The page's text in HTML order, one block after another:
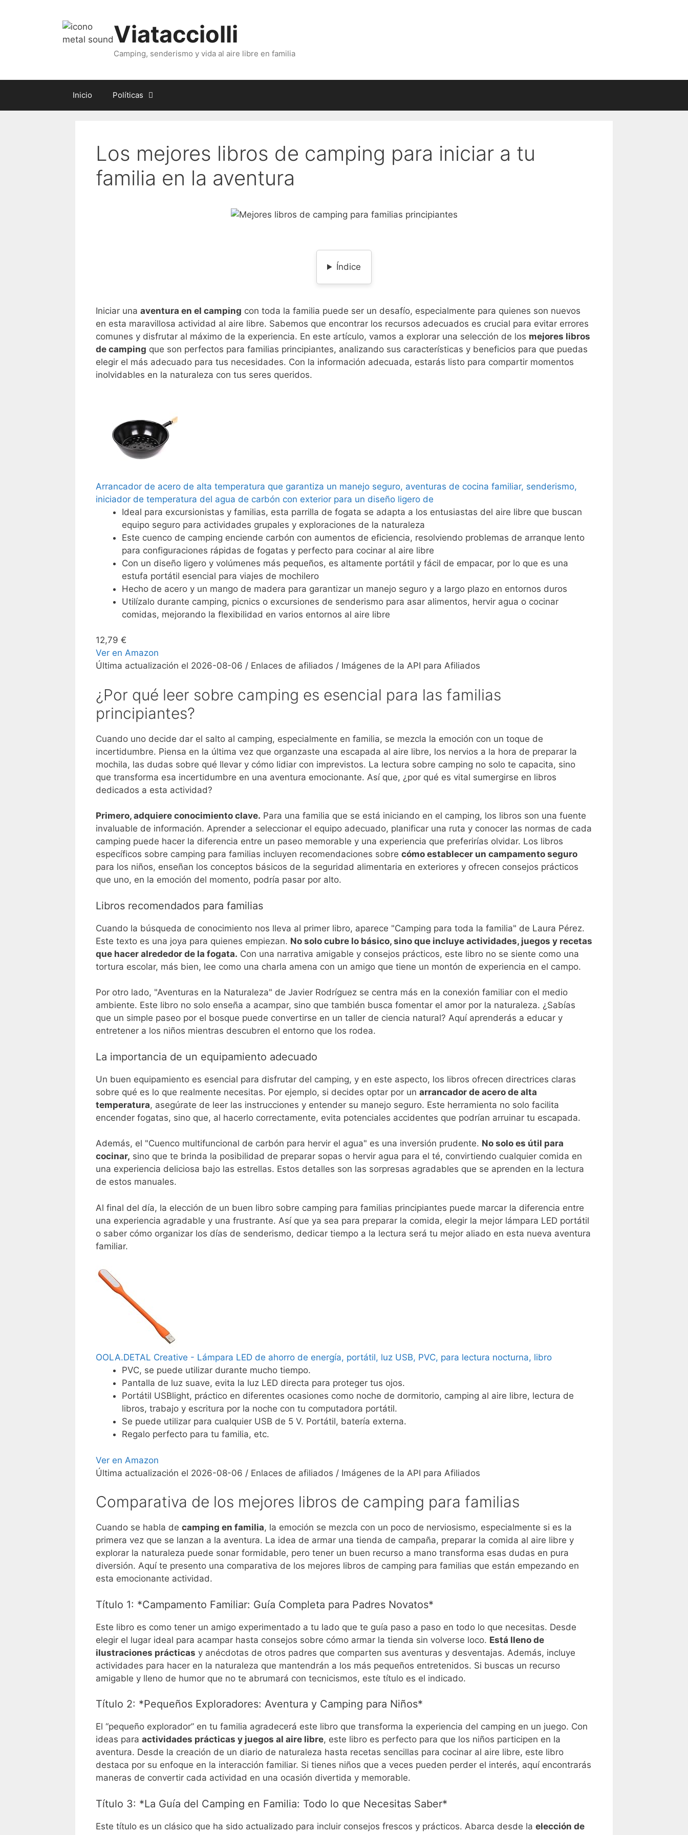
Viatacciolli
Camping, senderismo y vida al aire libre en familia
Inicio Políticas
Los mejores libros de camping para iniciar a tu
familia en la aventura
Índice
Iniciar una aventura en el camping con toda la familia puede ser un desafío, especialmente para quienes son nuevos
en esta maravillosa actividad al aire libre. Sabemos que encontrar los recursos adecuados es crucial para evitar errores
comunes y disfrutar al máximo de la experiencia. En este artículo, vamos a explorar una selección de los mejores libros
de camping que son perfectos para familias principiantes, analizando sus características y beneficios para que puedas
elegir el más adecuado para tus necesidades. Con la información adecuada, estarás listo para compartir momentos
inolvidables en la naturaleza con tus seres queridos.
Arrancador de acero de alta temperatura que garantiza un manejo seguro, aventuras de cocina familiar, senderismo,
iniciador de temperatura del agua de carbón con exterior para un diseño ligero de
Ideal para excursionistas y familias, esta parrilla de fogata se adapta a los entusiastas del aire libre que buscan
equipo seguro para actividades grupales y exploraciones de la naturaleza
Este cuenco de camping enciende carbón con aumentos de eficiencia, resolviendo problemas de arranque lento
para configuraciones rápidas de fogatas y perfecto para cocinar al aire libre
Con un diseño ligero y volúmenes más pequeños, es altamente portátil y fácil de empacar, por lo que es una
estufa portátil esencial para viajes de mochilero
Hecho de acero y un mango de madera para garantizar un manejo seguro y a largo plazo en entornos duros
Utilízalo durante camping, picnics o excursiones de senderismo para asar alimentos, hervir agua o cocinar
comidas, mejorando la flexibilidad en varios entornos al aire libre
12,79 €
Ver en Amazon
Última actualización el 2026-08-06 / Enlaces de afiliados / Imágenes de la API para Afiliados
¿Por qué leer sobre camping es esencial para las familias
principiantes?
Cuando uno decide dar el salto al camping, especialmente en familia, se mezcla la emoción con un toque de
incertidumbre. Piensa en la última vez que organzaste una escapada al aire libre, los nervios a la hora de preparar la
mochila, las dudas sobre qué llevar y cómo lidiar con imprevistos. La lectura sobre camping no solo te capacita, sino
que transforma esa incertidumbre en una aventura emocionante. Así que, ¿por qué es vital sumergirse en libros
dedicados a esta actividad?
Primero, adquiere conocimiento clave. Para una familia que se está iniciando en el camping, los libros son una fuente
invaluable de información. Aprender a seleccionar el equipo adecuado, planificar una ruta y conocer las normas de cada
camping puede hacer la diferencia entre un paseo memorable y una experiencia que preferirías olvidar. Los libros
específicos sobre camping para familias incluyen recomendaciones sobre cómo establecer un campamento seguro
para los niños, enseñan los conceptos básicos de la seguridad alimentaria en exteriores y ofrecen consejos prácticos
que uno, en la emoción del momento, podría pasar por alto.
Libros recomendados para familias
Cuando la búsqueda de conocimiento nos lleva al primer libro, aparece "Camping para toda la familia" de Laura Pérez.
Este texto es una joya para quienes empiezan. No solo cubre lo básico, sino que incluye actividades, juegos y recetas
que hacer alrededor de la fogata. Con una narrativa amigable y consejos prácticos, este libro no se siente como una
tortura escolar, más bien, lee como una charla amena con un amigo que tiene un montón de experiencia en el campo.
Por otro lado, "Aventuras en la Naturaleza" de Javier Rodríguez se centra más en la conexión familiar con el medio
ambiente. Este libro no solo enseña a acampar, sino que también busca fomentar el amor por la naturaleza. ¿Sabías
que un simple paseo por el bosque puede convertirse en un taller de ciencia natural? Aquí aprenderás a educar y
entretener a los niños mientras descubren el entorno que los rodea.
La importancia de un equipamiento adecuado
Un buen equipamiento es esencial para disfrutar del camping, y en este aspecto, los libros ofrecen directrices claras
sobre qué es lo que realmente necesitas. Por ejemplo, si decides optar por un arrancador de acero de alta
temperatura, asegúrate de leer las instrucciones y entender su manejo seguro. Este herramienta no solo facilita
encender fogatas, sino que, al hacerlo correctamente, evita potenciales accidentes que podrían arruinar tu escapada.
Además, el "Cuenco multifuncional de carbón para hervir el agua" es una inversión prudente. No solo es útil para
cocinar, sino que te brinda la posibilidad de preparar sopas o hervir agua para el té, convirtiendo cualquier comida en
una experiencia deliciosa bajo las estrellas. Estos detalles son las sorpresas agradables que se aprenden en la lectura
de estos manuales.
Al final del día, la elección de un buen libro sobre camping para familias principiantes puede marcar la diferencia entre
una experiencia agradable y una frustrante. Así que ya sea para preparar la comida, elegir la mejor lámpara LED portátil
o saber cómo organizar los días de senderismo, dedicar tiempo a la lectura será tu mejor aliado en esta nueva aventura
familiar.
OOLA.DETAL Creative - Lámpara LED de ahorro de energía, portátil, luz USB, PVC, para lectura nocturna, libro
PVC, se puede utilizar durante mucho tiempo.
Pantalla de luz suave, evita la luz LED directa para proteger tus ojos.
Portátil USBlight, práctico en diferentes ocasiones como noche de dormitorio, camping al aire libre, lectura de
libros, trabajo y escritura por la noche con tu computadora portátil.
Se puede utilizar para cualquier USB de 5 V. Portátil, batería externa.
Regalo perfecto para tu familia, etc.
Ver en Amazon
Última actualización el 2026-08-06 / Enlaces de afiliados / Imágenes de la API para Afiliados
Comparativa de los mejores libros de camping para familias
Cuando se habla de camping en familia, la emoción se mezcla con un poco de nerviosismo, especialmente si es la
primera vez que se lanzan a la aventura. La idea de armar una tienda de campaña, preparar la comida al aire libre y
explorar la naturaleza puede sonar formidable, pero tener un buen recurso a mano transforma esas dudas en pura
diversión. Aquí te presento una comparativa de los mejores libros de camping para familias que están empezando en
esta emocionante actividad.
Título 1: *Campamento Familiar: Guía Completa para Padres Novatos*
Este libro es como tener un amigo experimentado a tu lado que te guía paso a paso en todo lo que necesitas. Desde
elegir el lugar ideal para acampar hasta consejos sobre cómo armar la tienda sin volverse loco. Está lleno de
ilustraciones prácticas y anécdotas de otros padres que comparten sus aventuras y desventajas. Además, incluye
actividades para hacer en la naturaleza que mantendrán a los más pequeños entretenidos. Si buscas un recurso
amigable y lleno de humor que no te abrumará con tecnicismos, este título es el indicado.
Título 2: *Pequeños Exploradores: Aventura y Camping para Niños*
El “pequeño explorador” en tu familia agradecerá este libro que transforma la experiencia del camping en un juego. Con
ideas para actividades prácticas y juegos al aire libre, este libro es perfecto para que los niños participen en la
aventura. Desde la creación de un diario de naturaleza hasta recetas sencillas para cocinar al aire libre, este libro
destaca por su enfoque en la interacción familiar. Si tienes niños que a veces pueden perder el interés, aquí encontrarás
maneras de convertir cada actividad en una ocasión divertida y memorable.
Título 3: *La Guía del Camping en Familia: Todo lo que Necesitas Saber*
Este título es un clásico que ha sido actualizado para incluir consejos frescos y prácticos. Abarca desde la elección de